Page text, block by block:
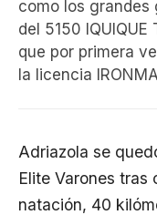
como los grandes
del 5150
que por primera
la licencia
Adriazola se
Elite Varones tras
natación, 40